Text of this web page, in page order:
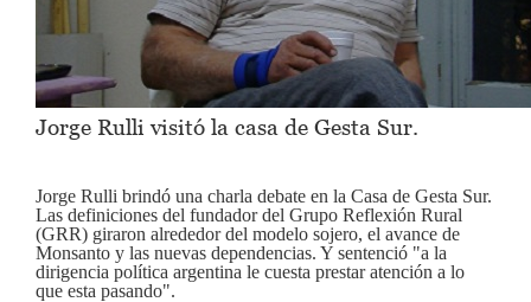
Jorge Rulli visitó la casa de Gesta Sur.
Jorge Rulli brindó una charla debate en la Casa de Gesta Sur.
Las definiciones del fundador del Grupo Reflexión Rural
(GRR) giraron alrededor del modelo sojero, el avance de
Monsanto y las nuevas dependencias. Y sentenció "a la
dirigencia política argentina le cuesta prestar atención a lo
que esta pasando".